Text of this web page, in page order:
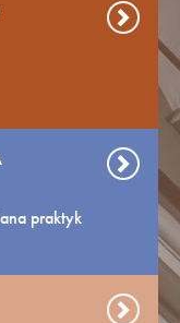
praktyk